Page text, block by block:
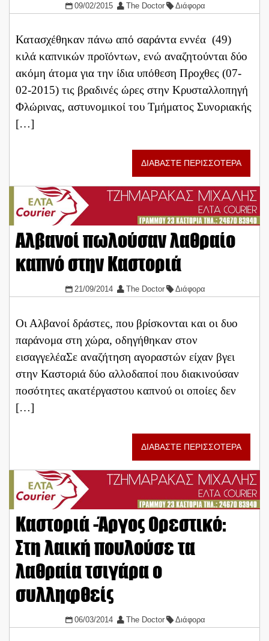
09/02/2015 The Doctor Διάφορα
Κατασχέθηκαν πάνω από σαράντα εννέα (49)
κιλά καπνικών προϊόντων, ενώ αναζητούνται δύο
ακόμη άτομα για την ίδια υπόθεση Προχθες (07-
02-2015) τις βραδινές ώρες στην Κρυσταλλοπηγή
Φλώρινας, αστυνομικοί του Τμήματος Συνοριακής
[…]
ΔΙΑΒΑΣΤΕ ΠΕΡΙΣΣΟΤΕΡΑ
Αλβανοί πωλούσαν λαθραίο
καπνό στην Καστοριά
21/09/2014 The Doctor Διάφορα
Οι Αλβανοί δράστες, που βρίσκονται και οι δυο
παράνομα στη χώρα, οδηγήθηκαν στον
εισαγγελέαΣε αναζήτηση αγοραστών είχαν βγει
στην Καστοριά δύο αλλοδαποί που διακινούσαν
ποσότητες ακατέργαστου καπνού οι οποίες δεν
[…]
ΔΙΑΒΑΣΤΕ ΠΕΡΙΣΣΟΤΕΡΑ
Καστοριά -Άργος Ορεστικό:
Στη λαική πουλούσε τα
λαθραία τσιγάρα ο
συλληφθείς
06/03/2014 The Doctor Διάφορα